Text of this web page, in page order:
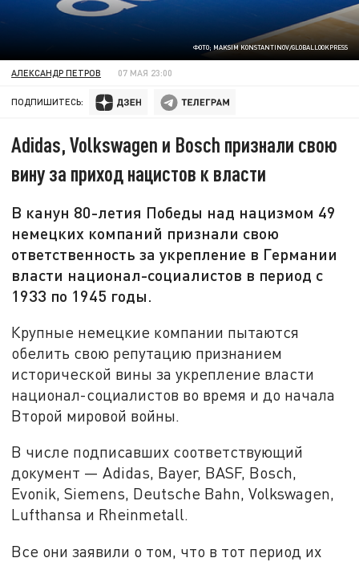
ФОТО; MAKSIM KONSTANTINOV/GLOBALLOOKPRESS
АЛЕКСАНДР ПЕТРОВ 07 МАЯ 23:00
ПОДПИШИТЕСЬ:
Adidas, Volkswagen и Bosch признали свою
вину за приход нацистов к власти
В канун 80-летия Победы над нацизмом 49
немецких компаний признали свою
ответственность за укрепление в Германии
власти национал-социалистов в период с
1933 по 1945 годы.
Крупные немецкие компании пытаются
обелить свою репутацию признанием
исторической вины за укрепление власти
национал-социалистов во время и до начала
Второй мировой войны.
В числе подписавших соответствующий
документ — Adidas, Bayer, BASF, Bosch,
Evonik, Siemens, Deutsche Bahn, Volkswagen,
Lufthansa и Rheinmetall.
Все они заявили о том, что в тот период их